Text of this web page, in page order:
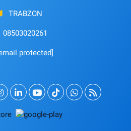
TRABZON
08503020261
protected]